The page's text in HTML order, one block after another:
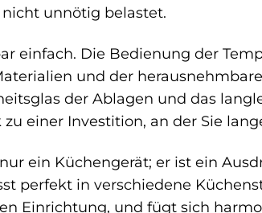
unnötig belastet.
einfach. Die Bedienung der
und der
der Ablagen und das
einer Investition, an der Sie
ein Küchengerät; er ist ein
perfekt in verschiedene
Einrichtung, und fügt sich